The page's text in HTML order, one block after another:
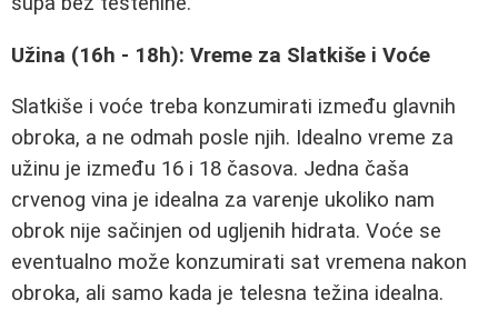
Užina (16h - 18h): Vreme za Slatkiše i Voće
Slatkiše i voće treba konzumirati između glavnih
obroka, a ne odmah posle njih. Idealno vreme za
užinu je između 16 i 18 časova. Jedna čaša
crvenog vina je idealna za varenje ukoliko nam
obrok nije sačinjen od ugljenih hidrata. Voće se
eventualno može konzumirati sat vremena nakon
obroka, ali samo kada je telesna težina idealna.